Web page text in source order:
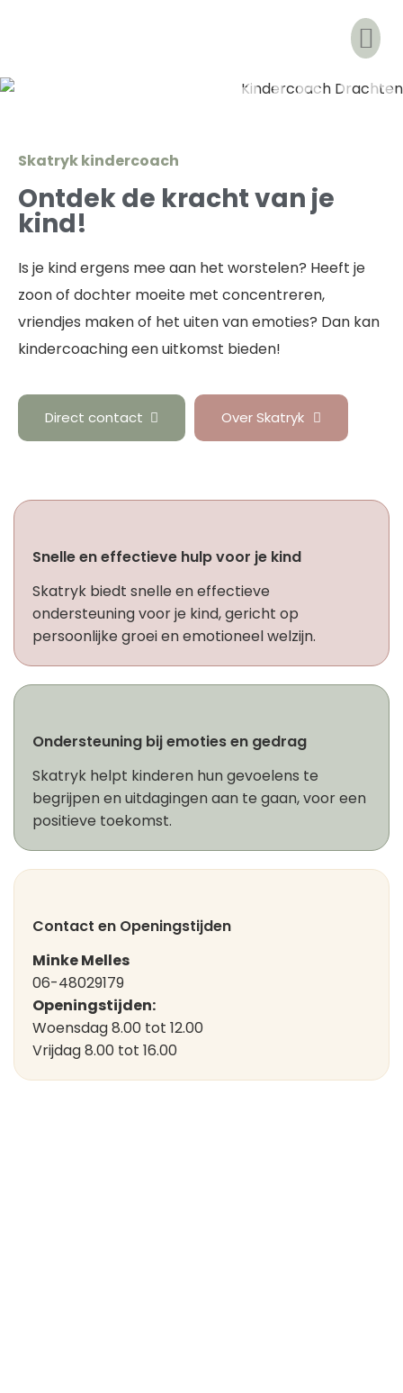
Skatryk kindercoach
Ontdek de kracht van je
kind!
Is je kind ergens mee aan het worstelen? Heeft je
zoon of dochter moeite met concentreren,
vriendjes maken of het uiten van emoties? Dan kan
kindercoaching een uitkomst bieden!
Direct contact Over Skatryk
SKATRYK
Snelle en effectieve hulp voor je kind
Skatryk biedt snelle en effectieve
ondersteuning voor je kind, gericht op
persoonlijke groei en emotioneel welzijn.
Ondersteuning bij emoties en gedrag
Skatryk helpt kinderen hun gevoelens te
begrijpen en uitdagingen aan te gaan, voor een
positieve toekomst.
Contact en Openingstijden
Minke Melles
06-48029179
Openingstijden:
Woensdag 8.00 tot 12.00
Vrijdag 8.00 tot 16.00